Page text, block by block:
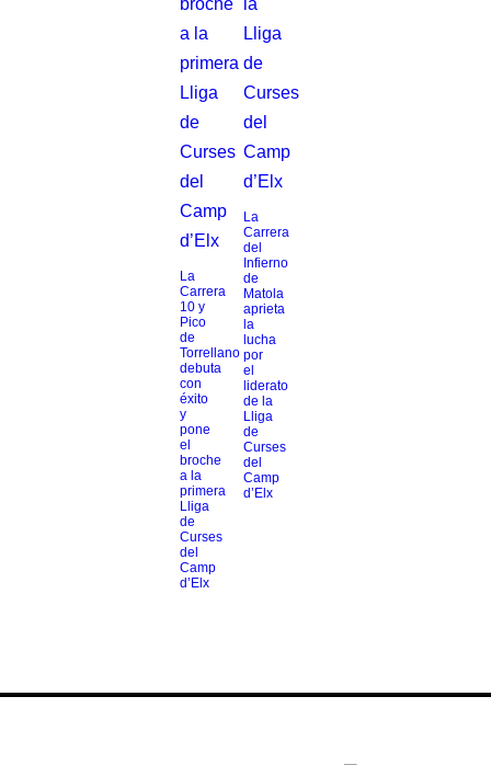
La
Carrera
10 y
Pico
de
Torrellano
debuta
con
éxito
y
pone
el
broche
a la
primera
Lliga
de
Curses
del
Camp
d’Elx
La
Carrera
del
Infierno
de
Matola
aprieta
la
lucha
por
el
liderato
de la
Lliga
de
Curses
del
Camp
d’Elx